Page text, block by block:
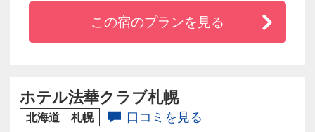
料
◆朝食は食材を生かした和洋ビュッフェを、温
この宿のプランを見る
ホテル法華クラブ札幌
北海道 札幌 口コミを見る